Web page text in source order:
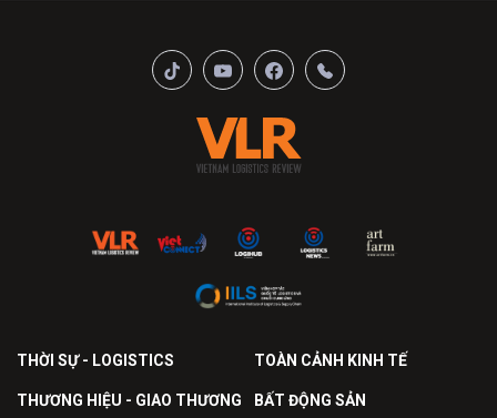
THỜI SỰ - LOGISTICS TOÀN CẢNH KINH TẾ
THƯƠNG HIỆU - GIAO THƯƠNG BẤT ĐỘNG SẢN